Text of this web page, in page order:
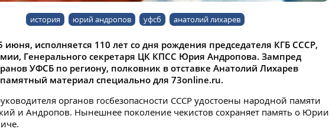
история юрий андропов уфсб анатолий лихарев
июня, исполняется 110 лет со дня рождения председателя КГБ СССР,
Генерального секретаря ЦК КПСС Юрия Андропова. Зампред
УФСБ по региону, полковник в отставке Анатолий Лихарев
материал специально для 73online.ru.
органов госбезопасности СССР удостоены народной памяти
и Андропов. Нынешнее поколение чекистов сохраняет память о Юрии